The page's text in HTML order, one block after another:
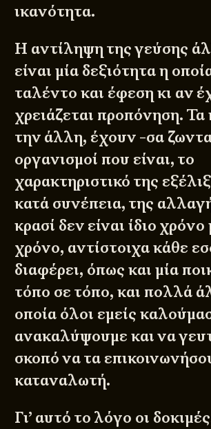
ικανότητα.
Η αντίληψη της γεύσης
είναι μία δεξιότητα η
ταλέντο και έφεση κι αν
χρειάζεται προπόνηση. Τα
την άλλη, έχουν -σα
οργανισμοί που είναι, το
χαρακτηριστικό της
κατά συνέπεια, της
κρασί δεν είναι ίδιο χρόνο
χρόνο, αντίστοιχα κάθε
διαφέρει, όπως και μία
τόπο σε τόπο, και πολλά
οποία όλοι εμείς
ανακαλύψουμε και να
σκοπό να τα
καταναλωτή.
Γι’ αυτό το λόγο οι